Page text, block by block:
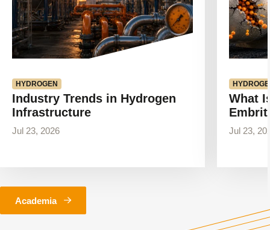
HYDROGEN
Industry Trends in Hydrogen
Infrastructure
Jul 23, 2026
What
Jul 23,
Academia